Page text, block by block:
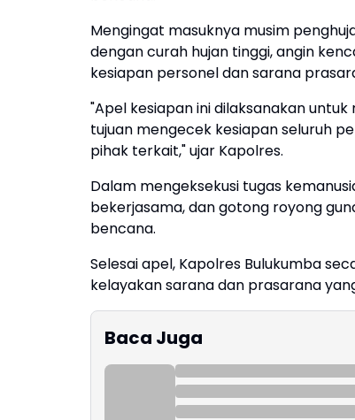
Mengingat masuknya musim
dengan curah hujan tinggi, angin
kesiapan personel dan sarana
"Apel kesiapan ini dilaksanakan
tujuan mengecek kesiapan seluruh
pihak terkait," ujar Kapolres.
Dalam mengeksekusi tugas
bekerjasama, dan gotong royong
bencana.
Selesai apel, Kapolres Bulukumba
kelayakan sarana dan prasarana
Baca Juga